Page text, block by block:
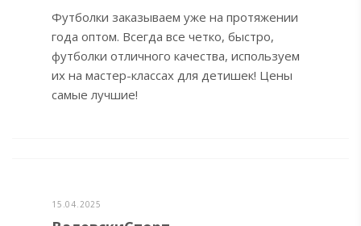
Футболки заказываем уже на протяжении
года оптом. Всегда все четко, быстро,
футболки отличного качества, используем
их на мастер-классах для детишек! Цены
самые лучшие!
15.04.2025